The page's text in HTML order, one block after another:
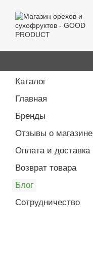
Каталог
Главная
Бренды
Отзывы о магазине
Оплата и доставка
Возврат товара
Блог
Сотрудничество